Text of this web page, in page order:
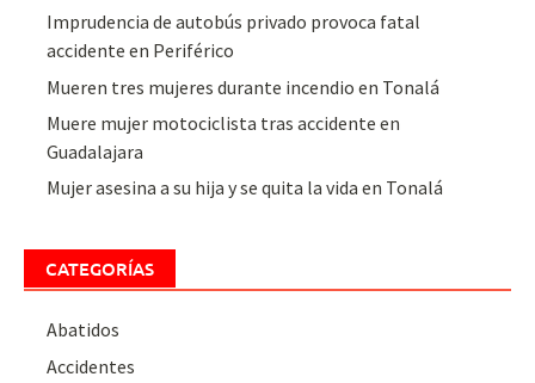
Imprudencia de autobús privado provoca fatal
accidente en Periférico
Mueren tres mujeres durante incendio en Tonalá
Muere mujer motociclista tras accidente en
Guadalajara
Mujer asesina a su hija y se quita la vida en Tonalá
CATEGORÍAS
Abatidos
Accidentes